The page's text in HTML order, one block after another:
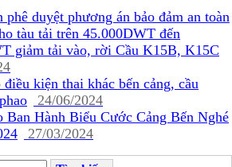
phê duyệt phương án bảo đảm an toàn
tàu tải trên 45.000DWT đến
giảm tải vào, rời Cầu K15B, K15C
điều kiện thai khác bến cảng, cầu
24/06/2024
Ban Hành Biểu Cước Cảng Bến Nghé
27/03/2024